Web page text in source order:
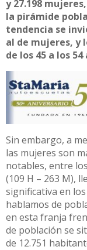
y 27.198
la pirámide
tendencia se
al de mujeres, y
de los 45 a los 54
Sin embargo, a
las mujeres son
notables, entre
(109 H – 263 M),
significativa en
hablamos de
en esta franja
de población se
de 12.751